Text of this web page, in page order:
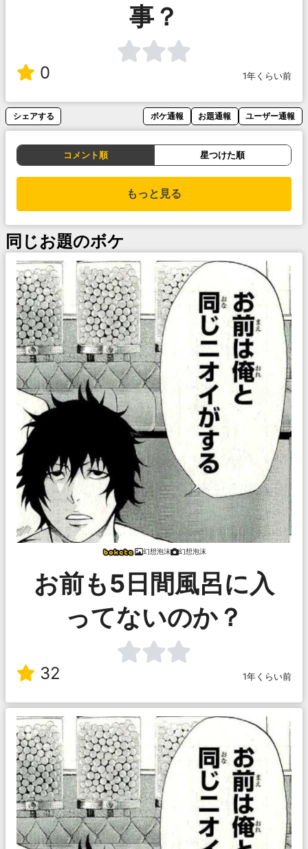
事？
0 1年くらい前
シェアする ボケ通報 お題通報 ユーザー通報
コメント順 星つけた順
もっと見る
同じお題のボケ
幻想泡沫 幻想泡沫
お前も5日間風呂に入
ってないのか？
32 1年くらい前